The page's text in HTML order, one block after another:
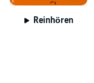
Reinhören